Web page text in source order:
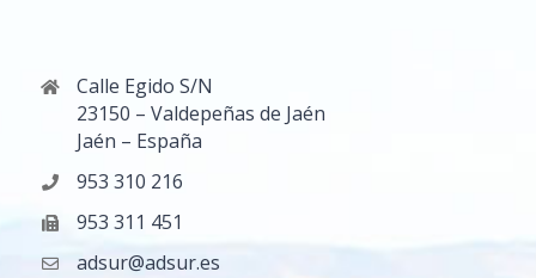
Calle Egido S/N
23150 – Valdepeñas de Jaén
Jaén – España
953 310 216
953 311 451
adsur@adsur.es